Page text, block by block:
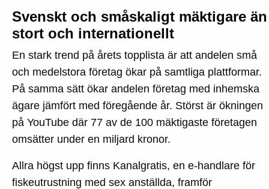
Svenskt och småskaligt mäktigare än
stort och internationellt
En stark trend på årets topplista är att andelen små
och medelstora företag ökar på samtliga plattformar.
På samma sätt ökar andelen företag med inhemska
ägare jämfört med föregående år. Störst är ökningen
på YouTube där 77 av de 100 mäktigaste företagen
omsätter under en miljard kronor.
Allra högst upp finns Kanalgratis, en e-handlare för
fiskeutrustning med sex anställda, framför